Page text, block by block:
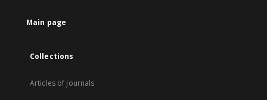
Main page
Collections
Articles of journals